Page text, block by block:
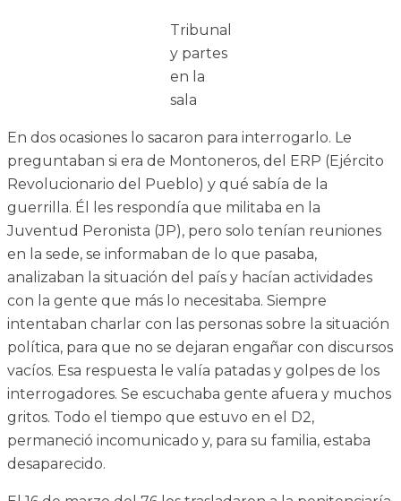
Tribunal
y partes
en la
sala
En dos ocasiones lo sacaron para interrogarlo. Le
preguntaban si era de Montoneros, del ERP (Ejército
Revolucionario del Pueblo) y qué sabía de la
guerrilla. Él les respondía que militaba en la
Juventud Peronista (JP), pero solo tenían reuniones
en la sede, se informaban de lo que pasaba,
analizaban la situación del país y hacían actividades
con la gente que más lo necesitaba. Siempre
intentaban charlar con las personas sobre la situación
política, para que no se dejaran engañar con discursos
vacíos. Esa respuesta le valía patadas y golpes de los
interrogadores. Se escuchaba gente afuera y muchos
gritos. Todo el tiempo que estuvo en el D2,
permaneció incomunicado y, para su familia, estaba
desaparecido.